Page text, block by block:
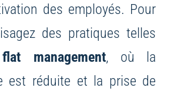
des employés. Pour
des pratiques telles
flat management, où la
est réduite et la prise de